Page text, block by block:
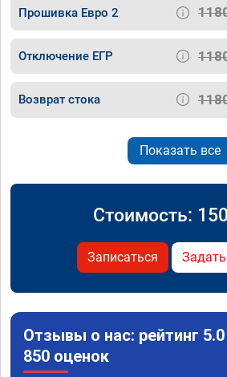
Прошивка Евро 2
Отключение ЕГР
Возврат стока
Показать все
Стоимость:
Записаться
Отзывы о нас: рейтинг
850 оценок